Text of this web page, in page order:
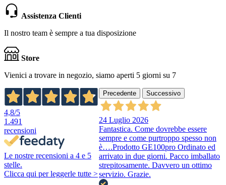
Assistenza Clienti
Il nostro team è sempre a tua disposizione
Store
Vienici a trovare in negozio, siamo aperti 5 giorni su 7
4,8/5
1.491
recensioni
Le nostre recensioni a 4 e 5
stelle.
Clicca qui per leggerle tutte >
Precedente Successivo
24 Luglio 2026
Fantastica. Come dovrebbe essere
sempre e come purtroppo spesso non
è….Prodotto GE100pro Ordinato ed
arrivato in due giorni. Pacco imballato
strepitosamente. Davvero un ottimo
servizio. Grazie.